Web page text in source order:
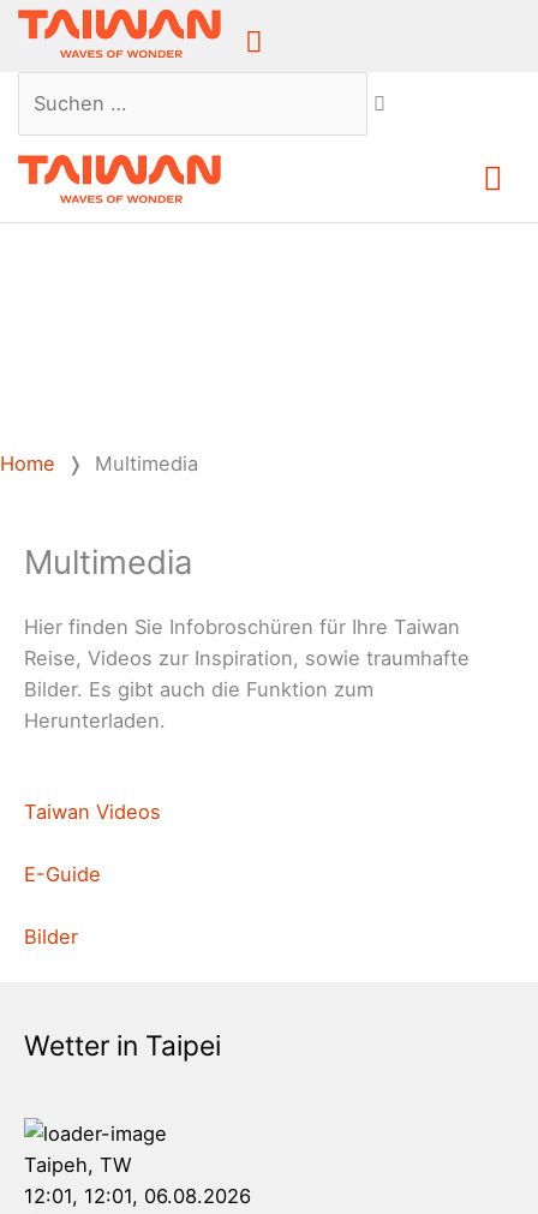
Above
Suchen …
Home ❭ Multimedia
Multimedia
Hier finden Sie Infobroschüren für Ihre Taiwan
Reise, Videos zur Inspiration, sowie traumhafte
Bilder. Es gibt auch die Funktion zum
Herunterladen.
Taiwan Videos
E-Guide
Bilder
Wetter in Taipei
Taipeh, TW
12:01, 12:01, 06.08.2026